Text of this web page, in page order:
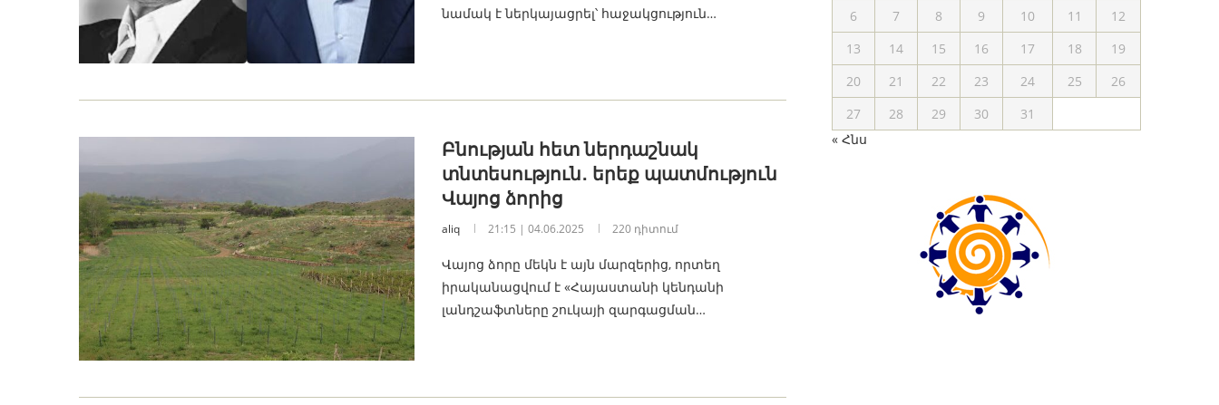
նամակ է ներկայացրել՝ հաջակցություն…
Բնության հետ ներդաշնակ
տնտեսություն․ երեք պատմություն
Վայոց ձորից
aliq 21:15 | 04.06.2025 220 դիտում
Վայոց ձորը մեկն է այն մարզերից, որտեղ
իրականացվում է «Հայաստանի կենդանի
լանդշաֆտները շուկայի զարգացման…
6
7 8 9 10 11
12
13
14 15 16 17 18
19
20
21 22 23 24 25
26
27
28 29 30
31
« Հնս